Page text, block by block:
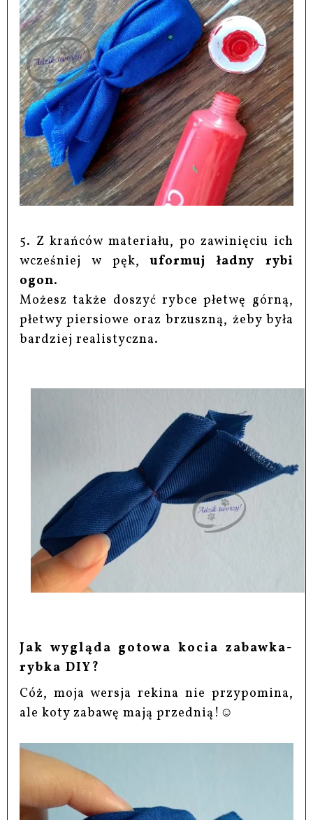
5. Z krańców materiału, po zawinięciu ich
wcześniej w pęk,uformuj ładny rybi
ogon.
Możesz także doszyć rybce płetwę górną,
płetwy piersiowe oraz brzuszną, żeby była
bardziej realistyczna.
Jak wygląda gotowa kocia zabawka-
rybka DIY?
Cóż, moja wersja rekina nie przypomina,
ale koty zabawę mają przednią!☺